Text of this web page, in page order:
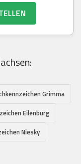
Grimma
Eilenburg
Niesky